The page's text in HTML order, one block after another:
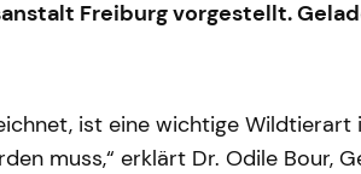
Freiburg vorgestellt.
ist eine wichtige
muss,“ erklärt Dr. Odile Bour,